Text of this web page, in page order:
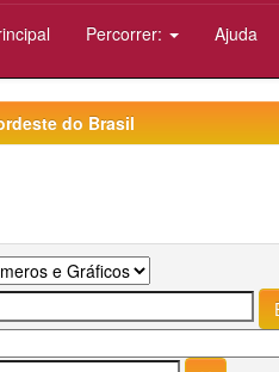
Percorrer: Ajuda
do Brasil